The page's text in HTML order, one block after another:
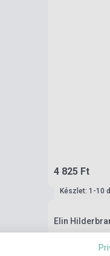
4 825 Ft
Készlet: 1-10
Elin